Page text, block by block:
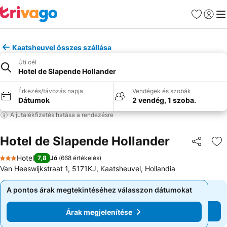
Kedvencek
Kaatsheuvel összes szállása
Úti cél
Hotel de Slapende Hollander
Érkezés/távozás napja
Dátumok
Vendégek és szobák
2 vendég, 1 szoba.
A jutalékfizetés hatása a rendezésre
Hotel de Slapende Hollander
3 Kategória
Hotel 7,8 Jó (668 értékelés)
Van Heeswijkstraat 1, 5171KJ, Kaatsheuvel, Hollandia
A pontos árak megtekintéséhez válasszon dátumokat
Árak megjelenítése
A pontos árak megtekintéséhez válasszon dátumokat
Árak megjelenítése